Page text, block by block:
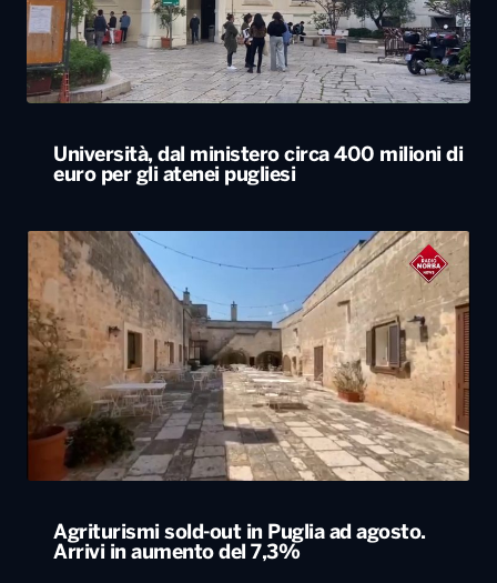
Agriturismi sold-out in Puglia ad agosto.
Arrivi in aumento del 7,3%